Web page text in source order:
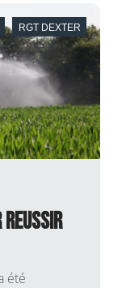
RGT DEXTER
été